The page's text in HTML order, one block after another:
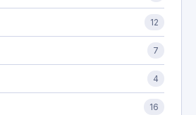
12
7
4
16